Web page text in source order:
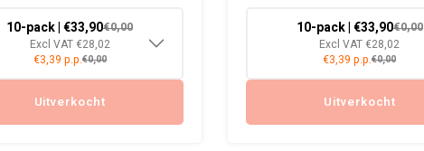
10-pack | €33,90€0,00
Excl VAT €28,02
€3,39 p.p.€0,00
Uitverkocht
10-pack | €33,90€0,00
Excl VAT €28,02
€3,39 p.p.€0,00
Uitverkocht